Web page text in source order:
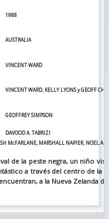
1988
AUSTRALIA
VINCENT WARD
VINCENT WARD, KELLY LYONS y GEOFF
GEOFFREY SIMPSON
DAVOOD A. TABRIZI
McFARLANE, MARSHALL NAPIER, NOEL
de la peste negra, un niño
a través del centro de la
a la Nueva Zelanda